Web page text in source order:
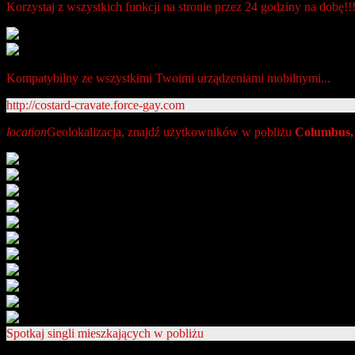
Korzystaj z wszystkich funkcji na stronie przez 24 godziny na dobę!!!
Kompatybilny ze wszystkimi Twoimi urządzeniami mobilnymi...
http://costard-cravate.force-gay.com
locationGeolokalizacja, znajdź użytkowników w pobliżu
Spotkaj singli mieszkających w pobliżu